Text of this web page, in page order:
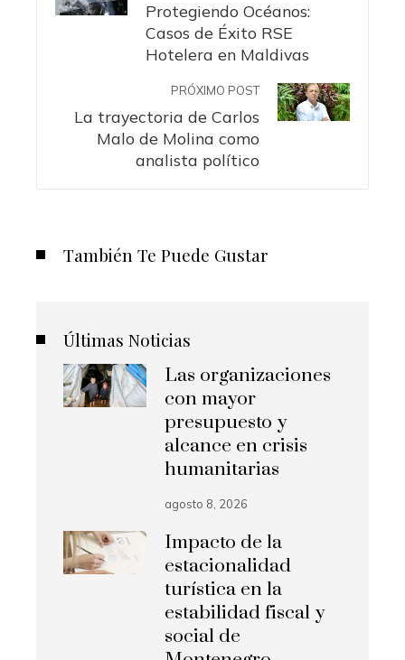
Protegiendo Océanos:
Casos de Éxito RSE
Hotelera en Maldivas
PRÓXIMO POST
La trayectoria de Carlos
Malo de Molina como
analista político
También Te Puede Gustar
Últimas Noticias
Las organizaciones
con mayor
presupuesto y
alcance en crisis
humanitarias
agosto 8, 2026
Impacto de la
estacionalidad
turística en la
estabilidad fiscal y
social de